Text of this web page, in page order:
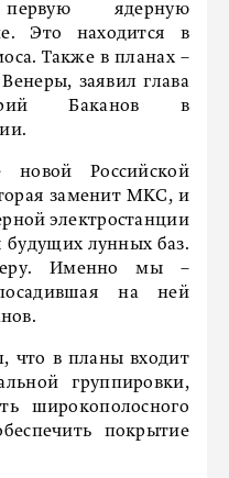
ядерную
Это находится в
Также в планах –
заявил глава
Баканов в
новой Российской
заменит МКС, и
электростанции
будущих лунных баз.
Именно мы –
на ней
что в планы входит
группировки,
широкополосного
покрытие